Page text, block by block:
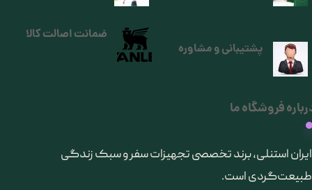
فروشگاه ما
​ایران استنلی، برند تخصصی تجهیزات سفر و سبک زندگی
طبیعت‌گردی است.
پشتیبانی و مشاوره
ضمانت اصالت کالا